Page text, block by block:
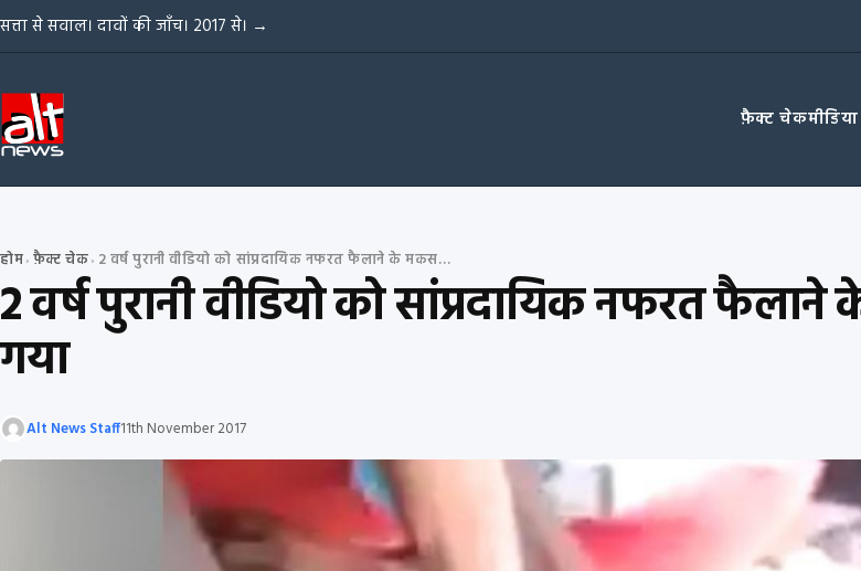
Skip to content
सत्ता से सवाल। दावों की जाँच। 2017 से। →
फ़ैक्ट चेक
होम› फ़ैक्ट चेक› 2 वर्ष पुरानी वीडियो को सांप्रदायिक नफरत फैलाने के मकसद से वायरल किया गया
2 वर्ष पुरानी वीडियो को सांप्रदायिक नफरत
गया
Alt News Staff11th November 2017